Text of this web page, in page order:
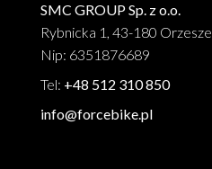
SMC GROUP Sp. z o.o.
Rybnicka 1, 43-180 Orzesze
Nip: 6351876689
Tel: +48 512 310 850
info@forcebike.pl